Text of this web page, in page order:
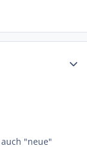
"neue"